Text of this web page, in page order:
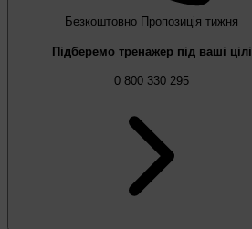
Безкоштовно Пропозиція тижня
Підберемо тренажер під ваші цілі
0 800 330 295